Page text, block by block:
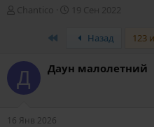
А
р
е
м
Chantico
а
19 Сен 2022
Назад 123
Д Даун малолетний
16 Янв 2026